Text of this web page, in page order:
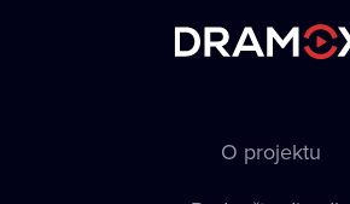
O projektu